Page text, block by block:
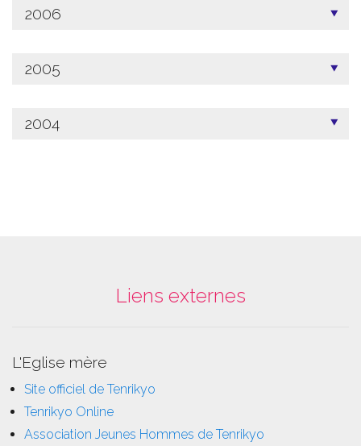
2006
2005
2004
Liens externes
L'Eglise mère
Site officiel de Tenrikyo
Tenrikyo Online
Association Jeunes Hommes de Tenrikyo